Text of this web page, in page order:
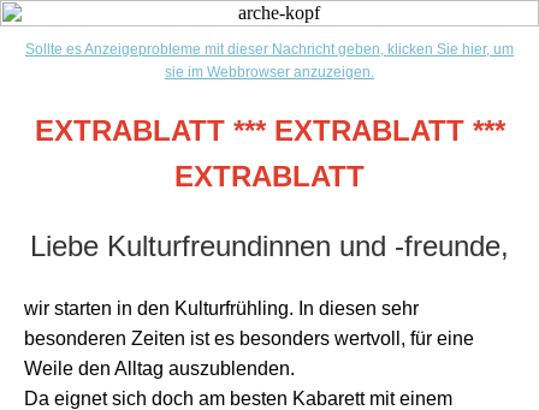
Sollte es Anzeigeprobleme mit dieser Nachricht geben, klicken Sie hier, um
sie im Webbrowser anzuzeigen.
EXTRABLATT *** EXTRABLATT ***
EXTRABLATT
Liebe Kulturfreundinnen und -freunde,
wir starten in den Kulturfrühling. In diesen sehr
besonderen Zeiten ist es besonders wertvoll, für eine
Weile den Alltag auszublenden.
Da eignet sich doch am besten Kabarett mit einem